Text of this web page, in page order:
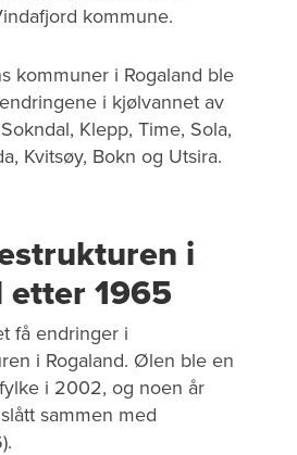
kommune.
kommuner i Rogaland ble
i kjølvannet av
Klepp, Time, Sola,
Kvitsøy, Bokn og Utsira.
i
etter 1965
få endringer i
i Rogaland. Ølen ble en
i 2002, og noen år
sammen med